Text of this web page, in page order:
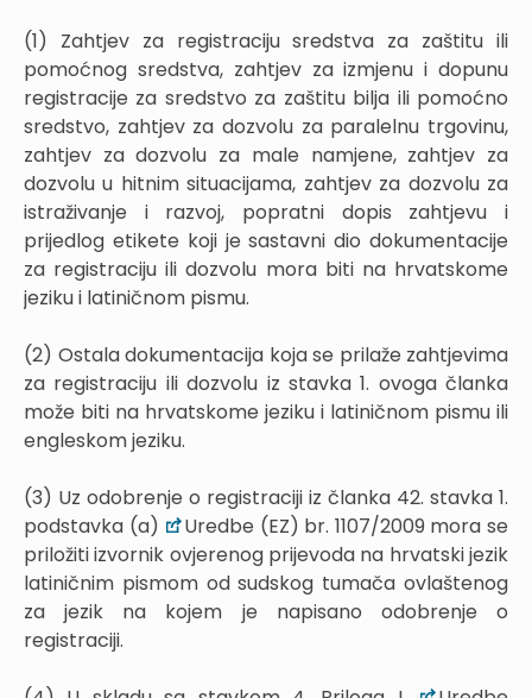
(1) Zahtjev za registraciju sredstva za zaštitu ili
pomoćnog sredstva, zahtjev za izmjenu i dopunu
registracije za sredstvo za zaštitu bilja ili pomoćno
sredstvo, zahtjev za dozvolu za paralelnu trgovinu,
zahtjev za dozvolu za male namjene, zahtjev za
dozvolu u hitnim situacijama, zahtjev za dozvolu za
istraživanje i razvoj, popratni dopis zahtjevu i
prijedlog etikete koji je sastavni dio dokumentacije
za registraciju ili dozvolu mora biti na hrvatskome
jeziku i latiničnom pismu.
(2) Ostala dokumentacija koja se prilaže zahtjevima
za registraciju ili dozvolu iz stavka 1. ovoga članka
može biti na hrvatskome jeziku i latiničnom pismu ili
engleskom jeziku.
(3) Uz odobrenje o registraciji iz članka 42. stavka 1.
podstavka (a)
Uredbe (EZ) br. 1107/2009 mora se
priložiti izvornik ovjerenog prijevoda na hrvatski jezik
latiničnim pismom od sudskog tumača ovlaštenog
za jezik na kojem je napisano odobrenje o
registraciji.